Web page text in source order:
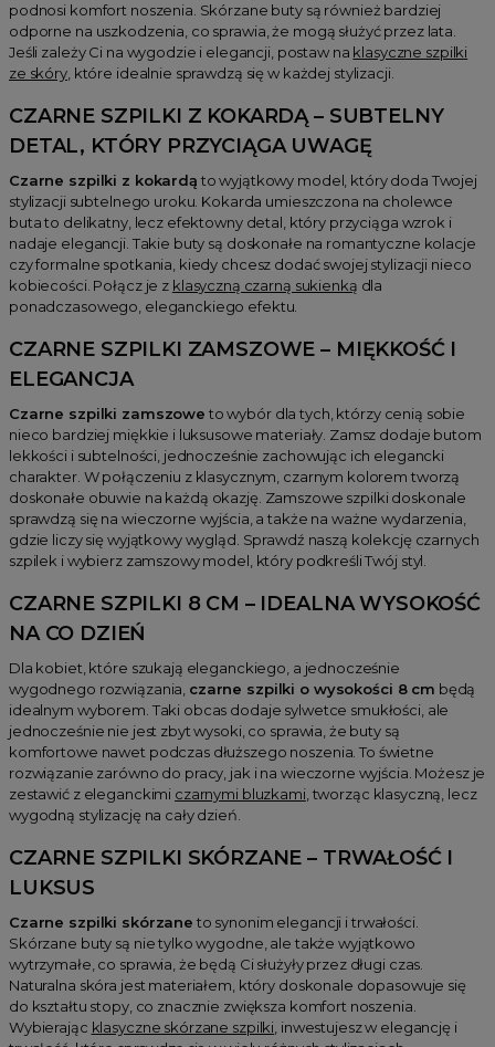
podnosi komfort noszenia. Skórzane buty są również bardziej
odporne na uszkodzenia, co sprawia, że mogą służyć przez lata.
Jeśli zależy Ci na wygodzie i elegancji, postaw na klasyczne szpilki
ze skóry, które idealnie sprawdzą się w każdej stylizacji.
CZARNE SZPILKI Z KOKARDĄ – SUBTELNY
DETAL, KTÓRY PRZYCIĄGA UWAGĘ
Czarne szpilki z kokardą to wyjątkowy model, który doda Twojej
stylizacji subtelnego uroku. Kokarda umieszczona na cholewce
buta to delikatny, lecz efektowny detal, który przyciąga wzrok i
nadaje elegancji. Takie buty są doskonałe na romantyczne kolacje
czy formalne spotkania, kiedy chcesz dodać swojej stylizacji nieco
kobiecości. Połącz je z klasyczną czarną sukienką dla
ponadczasowego, eleganckiego efektu.
CZARNE SZPILKI ZAMSZOWE – MIĘKKOŚĆ I
ELEGANCJA
Czarne szpilki zamszowe to wybór dla tych, którzy cenią sobie
nieco bardziej miękkie i luksusowe materiały. Zamsz dodaje butom
lekkości i subtelności, jednocześnie zachowując ich elegancki
charakter. W połączeniu z klasycznym, czarnym kolorem tworzą
doskonałe obuwie na każdą okazję. Zamszowe szpilki doskonale
sprawdzą się na wieczorne wyjścia, a także na ważne wydarzenia,
gdzie liczy się wyjątkowy wygląd. Sprawdź naszą kolekcję czarnych
szpilek i wybierz zamszowy model, który podkreśli Twój styl.
CZARNE SZPILKI 8 CM – IDEALNA WYSOKOŚĆ
NA CO DZIEŃ
Dla kobiet, które szukają eleganckiego, a jednocześnie
wygodnego rozwiązania, czarne szpilki o wysokości 8 cm będą
idealnym wyborem. Taki obcas dodaje sylwetce smukłości, ale
jednocześnie nie jest zbyt wysoki, co sprawia, że buty są
komfortowe nawet podczas dłuższego noszenia. To świetne
rozwiązanie zarówno do pracy, jak i na wieczorne wyjścia. Możesz je
zestawić z eleganckimi czarnymi bluzkami, tworząc klasyczną, lecz
wygodną stylizację na cały dzień.
CZARNE SZPILKI SKÓRZANE – TRWAŁOŚĆ I
LUKSUS
Czarne szpilki skórzane to synonim elegancji i trwałości.
Skórzane buty są nie tylko wygodne, ale także wyjątkowo
wytrzymałe, co sprawia, że będą Ci służyły przez długi czas.
Naturalna skóra jest materiałem, który doskonale dopasowuje się
do kształtu stopy, co znacznie zwiększa komfort noszenia.
Wybierając klasyczne skórzane szpilki, inwestujesz w elegancję i